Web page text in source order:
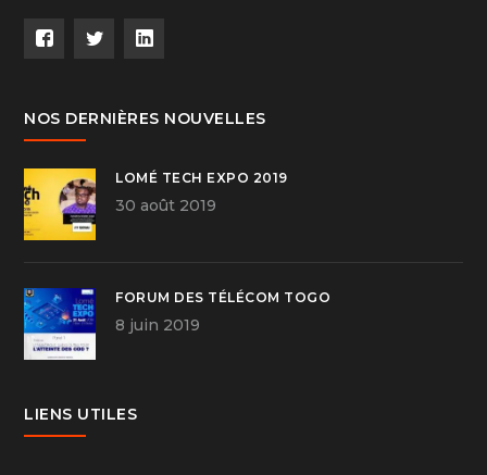
NOS DERNIÈRES NOUVELLES
LOMÉ TECH EXPO 2019
30 août 2019
FORUM DES TÉLÉCOM TOGO
8 juin 2019
LIENS UTILES